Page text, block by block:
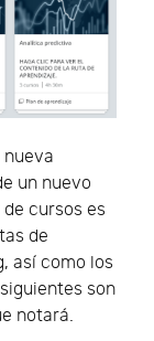
nueva
un nuevo
cursos es
de
así como los
son
notará.